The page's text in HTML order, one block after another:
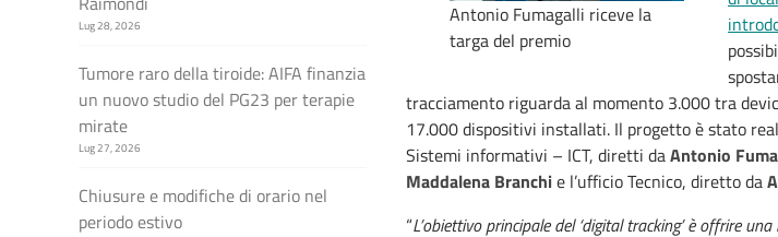
Antonio Fumagalli riceve la
targa del premio
tracciamento riguarda al momento 3.000 tra
17.000 dispositivi installati. Il progetto è stato
Sistemi informativi – ICT, diretti daAntonio
Maddalena Branchie l’ufficio Tecnico, diretto da
“L’obiettivo principale del ‘digital tracking’ è offrire
Lug 28, 2026
Tumore raro della tiroide: AIFA finanzia
un nuovo studio del PG23 per terapie
mirate
Lug 27, 2026
Chiusure e modifiche di orario nel
periodo estivo